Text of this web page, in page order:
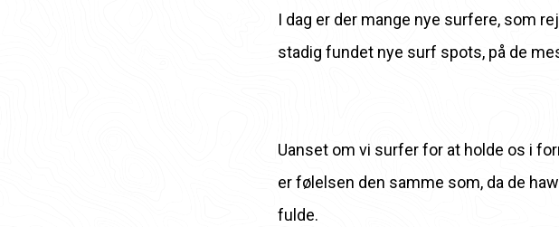
I dag er der mange nye surfere, som
stadig fundet nye surf spots, på de
Uanset om vi surfer for at holde os i
er følelsen den samme som, da de
fulde.